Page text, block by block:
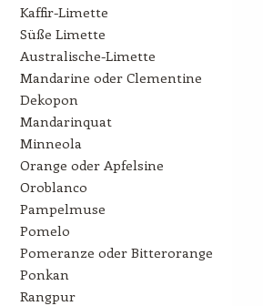
Kaffir-Limette
Süße Limette
Australische-Limette
Mandarine oder Clementine
Dekopon
Mandarinquat
Minneola
Orange oder Apfelsine
Oroblanco
Pampelmuse
Pomelo
Pomeranze oder Bitterorange
Ponkan
Rangpur